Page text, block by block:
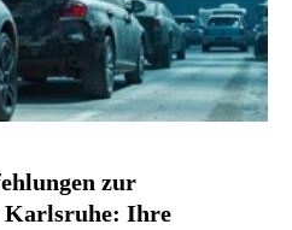
zur
Karlsruhe: Ihre